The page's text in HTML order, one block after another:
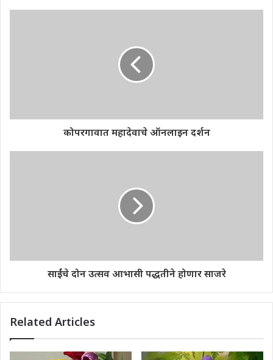
कोपरगावात महादेवाचे ऑनलाइन दर्शन
साईंचे दोन उत्सव आभासी पद्धतीने होणार साजरे
Related Articles